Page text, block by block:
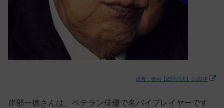
出典：映画【総理の夫】公式HP
岸部一徳さんは、ベテラン俳優で名バイプレイヤーです